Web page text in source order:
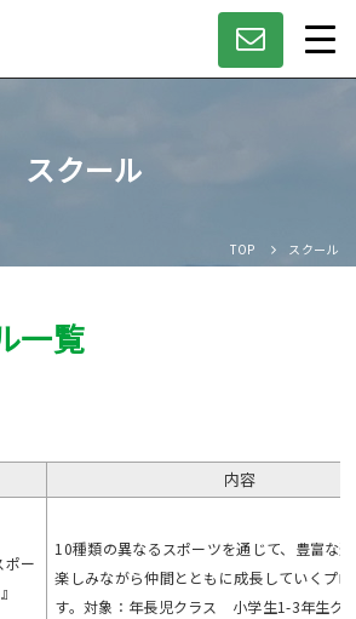
日本語
Portugues
スクール
TOP スクール
一覧
内容
ポー
10種類の異なるスポーツを通じて、豊富な
楽しみながら仲間とともに成長していくプ
す。対象：年長児クラス 小学生1-3年生ク